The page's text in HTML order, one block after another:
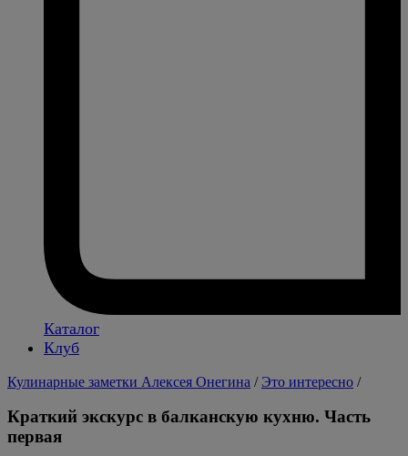
Каталог
Клуб
Кулинарные заметки Алексея Онегина / Это интересно /
Краткий экскурс в балканскую кухню. Часть
первая